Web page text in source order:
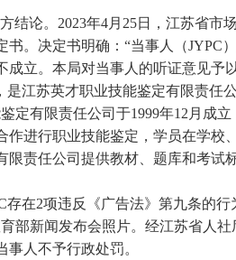
结论。2023年4月25日，江苏省市
书。决定书明确：“当事人（JYPC
立。本局对当事人的听证意见予以
是江苏英才职业技能鉴定有限责任
定有限责任公司于1999年12月成
作进行职业技能鉴定，学员在学校
限责任公司提供教材、题库和考试
在2项违反《广告法》第九条的
部新闻发布会照片。经江苏省人
人不予行政处罚。